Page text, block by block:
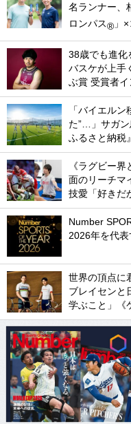
名ランナー、
ロンパス® 」
38歳でも進化
バスケが上手
ぶ賞 受賞者イ
「バイエル
た”…」サガ
ふるさと納税』
《ラグビー
面のリーチマ
技愛「好きだ
Number
2026年を代
世界の頂点に
ブレイセンと
学ぶこと」《